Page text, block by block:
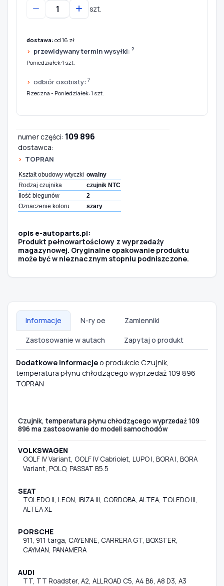
szt.
dostawa:od 16 zł
przewidywany termin wysyłki: ?
Poniedziałek:1 szt.
odbiór osobisty: ?
Rzeczna - Poniedziałek: 1 szt.
numer części: 109 896
dostawca:
TOPRAN
Kształt obudowy wtyczki owalny
Rodzaj czujnika
czujnik NTC
Ilość biegunów
2
Oznaczenie koloru
szary
opis e-autoparts.pl:
Produkt pełnowartościowy z wyprzedaży
magazynowej. Oryginalne opakowanie produktu
może być w nieznacznym stopniu podniszczone.
Informacje N-ry oe Zamienniki
Zastosowanie w autach Zapytaj o produkt
Dodatkowe informacjeo produkcie Czujnik,
temperatura płynu chłodzącego wyprzedaż 109 896
TOPRAN
Czujnik, temperatura płynu chłodzącego wyprzedaż 109
896 ma zastosowanie do modeli samochodów
VOLKSWAGEN
GOLF IV Variant, GOLF IV Cabriolet, LUPO I, BORA I, BORA
Variant, POLO, PASSAT B5.5
SEAT
TOLEDO II, LEON, IBIZA III, CORDOBA, ALTEA, TOLEDO III,
ALTEA XL
PORSCHE
911, 911 targa, CAYENNE, CARRERA GT, BOXSTER,
CAYMAN, PANAMERA
AUDI
TT, TT Roadster, A2, ALLROAD C5, A4 B6, A8 D3, A3